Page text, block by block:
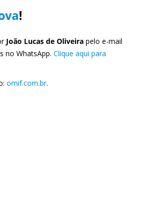
!
João Lucas de Oliveira pelo e-mail
no WhatsApp. Clique aqui para
omif.com.br.